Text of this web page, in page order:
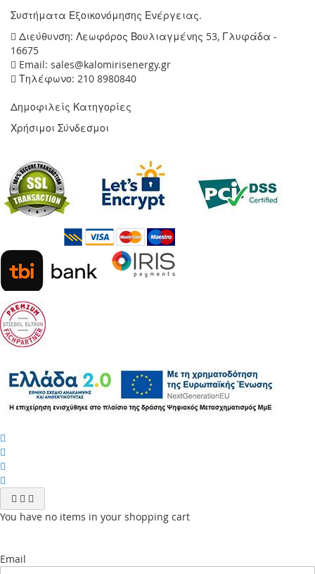
Συστήματα Εξοικονόμησης Ενέργειας.
Διεύθυνση: Λεωφόρος Βουλιαγμένης 53, Γλυφάδα -
16675
Email: sales@kalomirisenergy.gr
Τηλέφωνο: 210 8980840
Δημοφιλείς Κατηγορίες
Χρήσιμοι Σύνδεσμοι
You have no items in your shopping cart
Email